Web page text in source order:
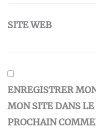
SITE WEB
ENREGISTRER
MON SITE DANS
PROCHAIN